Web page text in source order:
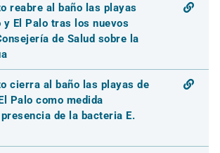
reabre al baño las playas
y El Palo tras los nuevos
de Salud sobre la
cierra al baño las playas de
Palo como medida
de la bacteria E.